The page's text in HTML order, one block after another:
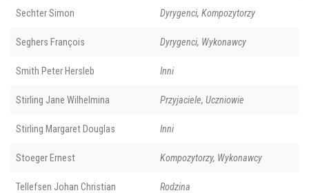
Sechter Simon Dyrygenci, Kompozytorzy
Seghers François Dyrygenci, Wykonawcy
Smith Peter Hersleb Inni
Stirling Jane Wilhelmina Przyjaciele, Uczniowie
Stirling Margaret Douglas Inni
Stoeger Ernest Kompozytorzy, Wykonawcy
Tellefsen Johan Christian Rodzina